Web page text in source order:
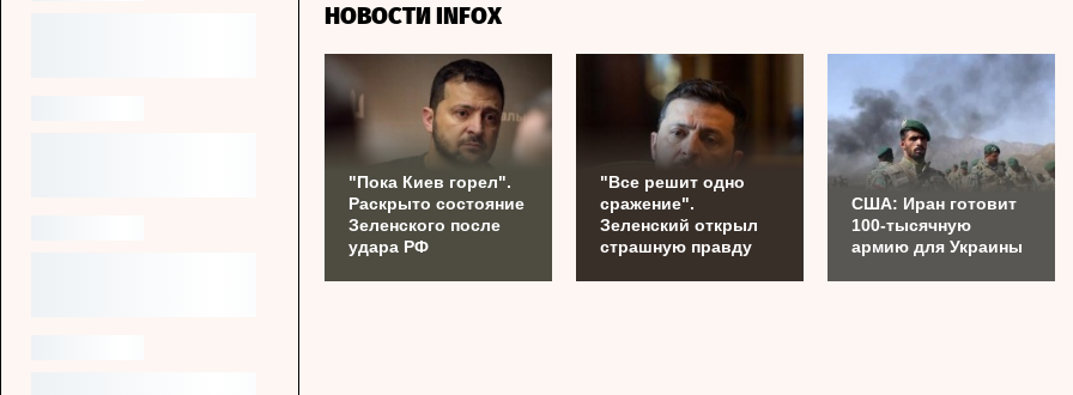
НОВОСТИ INFOX
"Пока Киев горел".
Раскрыто состояние
Зеленского после
удара РФ
"Все решит одно
сражение".
Зеленский открыл
страшную правду
США: Иран готовит
100-тысячную
армию для Украины